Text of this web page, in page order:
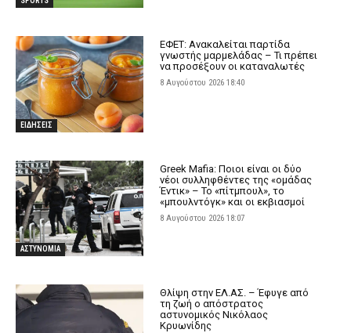
ΕΙΔΗΣΕΙΣ
ΕΦΕΤ: Ανακαλείται παρτίδα
γνωστής μαρμελάδας – Τι πρέπει
να προσέξουν οι καταναλωτές
8 Αυγούστου 2026 18:40
ΑΣΤΥΝΟΜΙΑ
Greek Mafia: Ποιοι είναι οι δύο
νέοι συλληφθέντες της «ομάδας
Έντικ» – Το «πίτμπουλ», το
«μπουλντόγκ» και οι εκβιασμοί
8 Αυγούστου 2026 18:07
Θλίψη στην ΕΛ.ΑΣ. – Έφυγε από
τη ζωή ο απόστρατος
αστυνομικός Νικόλαος
Κρυωνίδης